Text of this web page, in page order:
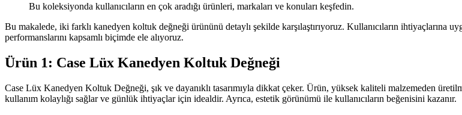
Bu koleksiyonda kullanıcıların en çok aradığı ürünleri, markaları ve konuları keşfedin.
Bu makalede, iki farklı kanedyen koltuk değneği ürününü detaylı şekilde karşılaştırıyoruz. Kullanıcıların
performanslarını kapsamlı biçimde ele alıyoruz.
Ürün 1: Case Lüx Kanedyen Koltuk Değneği
Case Lüx Kanedyen Koltuk Değneği, şık ve dayanıklı tasarımıyla dikkat çeker. Ürün, yüksek kaliteli malzemeden
kullanım kolaylığı sağlar ve günlük ihtiyaçlar için idealdir. Ayrıca, estetik görünümü ile kullanıcıların beğenisini kazanır.